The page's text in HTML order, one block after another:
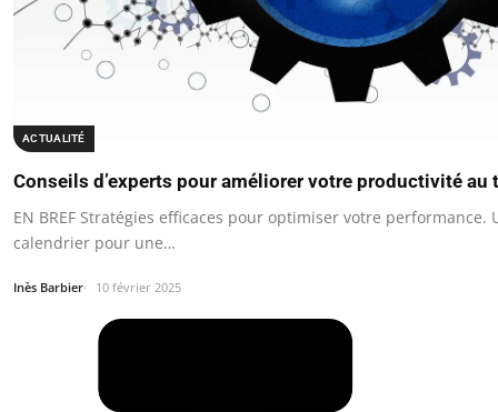
ACTUALITÉ
Conseils d’experts pour améliorer votre productivité au
EN BREF Stratégies efficaces pour optimiser votre performance.
calendrier pour une…
Inès Barbier 10 février 2025